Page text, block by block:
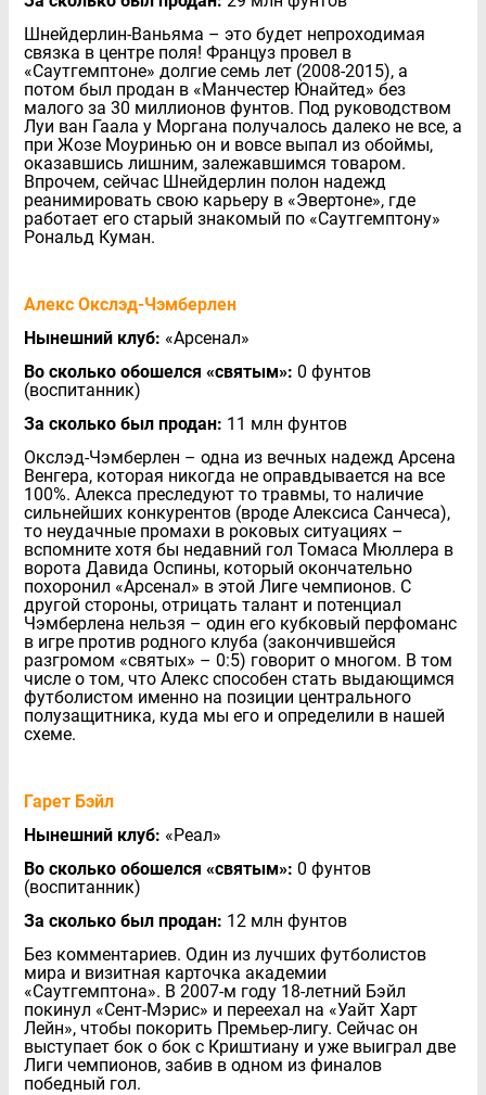
Шнейдерлин-Ваньяма – это будет непроходимая
связка в центре поля! Француз провел в
«Саутгемптоне» долгие семь лет (2008-2015), а
потом был продан в «Манчестер Юнайтед» без
малого за 30 миллионов фунтов. Под руководством
Луи ван Гаала у Моргана получалось далеко не все, а
при Жозе Моуринью он и вовсе выпал из обоймы,
оказавшись лишним, залежавшимся товаром.
Впрочем, сейчас Шнейдерлин полон надежд
реанимировать свою карьеру в «Эвертоне», где
работает его старый знакомый по «Саутгемптону»
Рональд Куман.
Алекс Окслэд-Чэмберлен
Нынешний клуб: «Арсенал»
Во сколько обошелся «святым»: 0 фунтов
(воспитанник)
За сколько был продан: 11 млн фунтов
Окслэд-Чэмберлен – одна из вечных надежд Арсена
Венгера, которая никогда не оправдывается на все
100%. Алекса преследуют то травмы, то наличие
сильнейших конкурентов (вроде Алексиса Санчеса),
то неудачные промахи в роковых ситуациях –
вспомните хотя бы недавний гол Томаса Мюллера в
ворота Давида Оспины, который окончательно
похоронил «Арсенал» в этой Лиге чемпионов. С
другой стороны, отрицать талант и потенциал
Чэмберлена нельзя – один его кубковый перфоманс
в игре против родного клуба (закончившейся
разгромом «святых» – 0:5) говорит о многом. В том
числе о том, что Алекс способен стать выдающимся
футболистом именно на позиции центрального
полузащитника, куда мы его и определили в нашей
схеме.
Гарет Бэйл
Нынешний клуб: «Реал»
Во сколько обошелся «святым»: 0 фунтов
(воспитанник)
За сколько был продан: 12 млн фунтов
Без комментариев. Один из лучших футболистов
мира и визитная карточка академии
«Саутгемптона». В 2007-м году 18-летний Бэйл
покинул «Сент-Мэрис» и переехал на «Уайт Харт
Лейн», чтобы покорить Премьер-лигу. Сейчас он
выступает бок о бок с Криштиану и уже выиграл две
Лиги чемпионов, забив в одном из финалов
победный гол.